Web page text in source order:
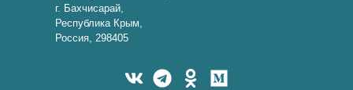
г. Бахчисарай,
Республика Крым,
Россия, 298405